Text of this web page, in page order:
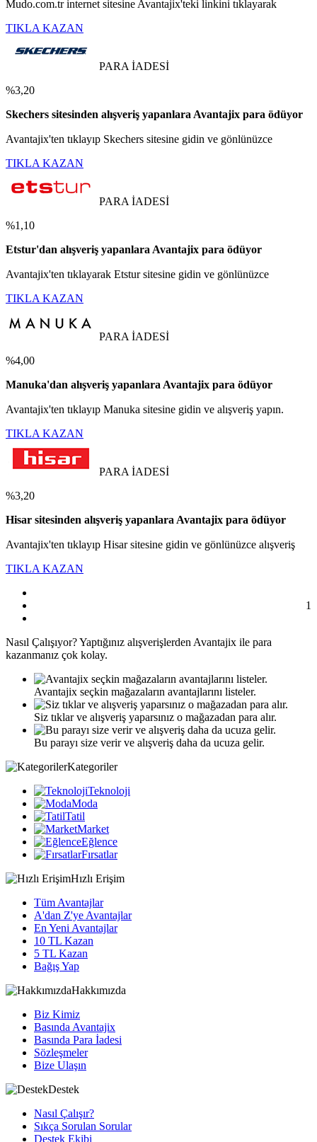
Mudo.com.tr internet sitesine Avantajix'teki linkini tıklayarak
TIKLA KAZAN
PARA İADESİ
%3,20
Skechers sitesinden alışveriş yapanlara Avantajix para ödüyor
Avantajix'ten tıklayıp Skechers sitesine gidin ve gönlünüzce
TIKLA KAZAN
PARA İADESİ
%1,10
Etstur'dan alışveriş yapanlara Avantajix para ödüyor
Avantajix'ten tıklayarak Etstur sitesine gidin ve gönlünüzce
TIKLA KAZAN
PARA İADESİ
%4,00
Manuka'dan alışveriş yapanlara Avantajix para ödüyor
Avantajix'ten tıklayıp Manuka sitesine gidin ve alışveriş yapın.
TIKLA KAZAN
PARA İADESİ
%3,20
Hisar sitesinden alışveriş yapanlara Avantajix para ödüyor
Avantajix'ten tıklayıp Hisar sitesine gidin ve gönlünüzce alışveriş
TIKLA KAZAN
1
Nasıl Çalışıyor?Yaptığınız alışverişlerden Avantajix ile para
kazanmanız çok kolay.
Avantajix seçkin mağazaların avantajlarını listeler.
Siz tıklar ve alışveriş yaparsınız o mağazadan para alır.
Bu parayı size verir ve alışveriş daha da ucuza gelir.
Kategoriler
Teknoloji
Moda
Tatil
Market
Eğlence
Fırsatlar
Hızlı Erişim
Tüm Avantajlar
A'dan Z'ye Avantajlar
En Yeni Avantajlar
10 TL Kazan
5 TL Kazan
Bağış Yap
Hakkımızda
Biz Kimiz
Basında Avantajix
Basında Para İadesi
Sözleşmeler
Bize Ulaşın
Destek
Nasıl Çalışır?
Sıkça Sorulan Sorular
Destek Ekibi